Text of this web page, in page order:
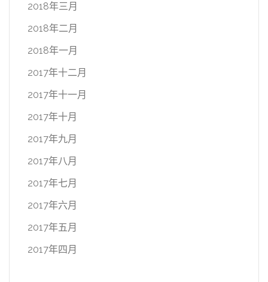
2018年三月
2018年二月
2018年一月
2017年十二月
2017年十一月
2017年十月
2017年九月
2017年八月
2017年七月
2017年六月
2017年五月
2017年四月